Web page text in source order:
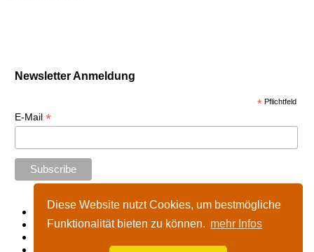
Diese Website nutzt Cookies, um bestmögliche
Funktionalität bieten zu können. mehr Infos
Newsletter Anmeldung
* Pflichtfeld
E-Mail *
Start
Impressum
Nutzungshinweise